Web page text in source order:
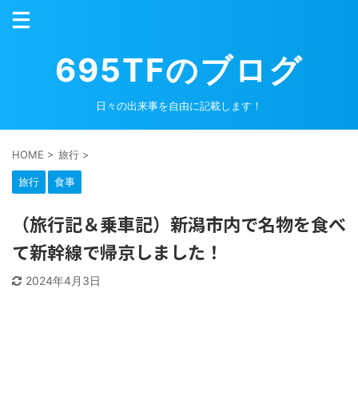
695TFのブログ
日々の出来事を自由に記載します！
HOME > 旅行 >
旅行 食事
（旅行記＆乗車記）新潟市内で名物を食べ
て新幹線で帰京しました！
2024年4月3日